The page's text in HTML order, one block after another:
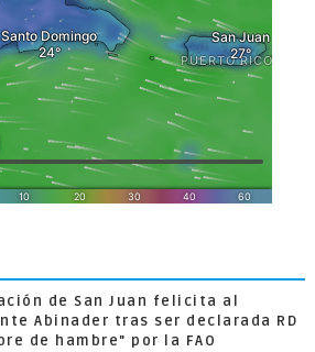
de San Juan felicita al
Abinader tras ser declarada RD
de hambre" por la FAO